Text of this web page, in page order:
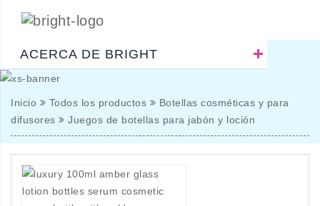
ACERCA DE BRIGHT
Inicio Todos los productos
Botellas cosméticas y para
difusores
Juegos de botellas para jabón y loción